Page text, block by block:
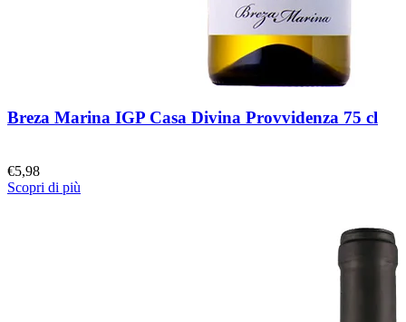
Breza Marina IGP Casa Divina Provvidenza 75 cl
€5,98
Scopri di più